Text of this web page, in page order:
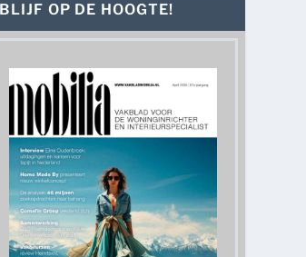
BLIJF OP DE HOOGTE!